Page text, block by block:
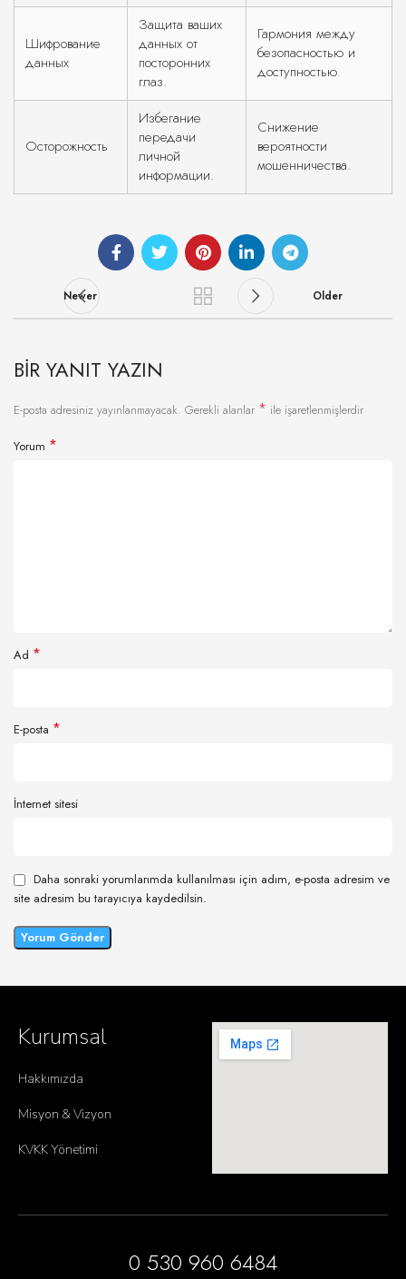
Шифрование
данных
Защита ваших
данных от
посторонних
глаз.
Гармония между
безопасностью и
доступностью.
Осторожность
Избегание
передачи
личной
информации.
Снижение
вероятности
мошенничества.
Newer Older
BIR YANIT YAZIN
E-posta adresiniz yayınlanmayacak. Gerekli alanlar * ile işaretlenmişlerdir
Yorum *
Ad *
E-posta *
İnternet sitesi
Daha sonraki yorumlarımda kullanılması için adım, e-posta adresim ve
site adresim bu tarayıcıya kaydedilsin.
Kurumsal
Hakkımızda
Misyon & Vizyon
KVKK Yönetimi
0 530 960 6484